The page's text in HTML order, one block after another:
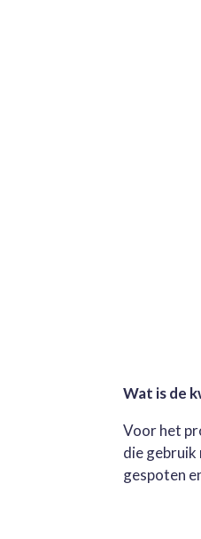
Wat is de
Voor het
die gebruik
gespoten